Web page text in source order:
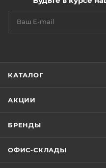
КАТАЛОГ
АКЦИИ
БРЕНДЫ
ОФИС-СКЛАДЫ